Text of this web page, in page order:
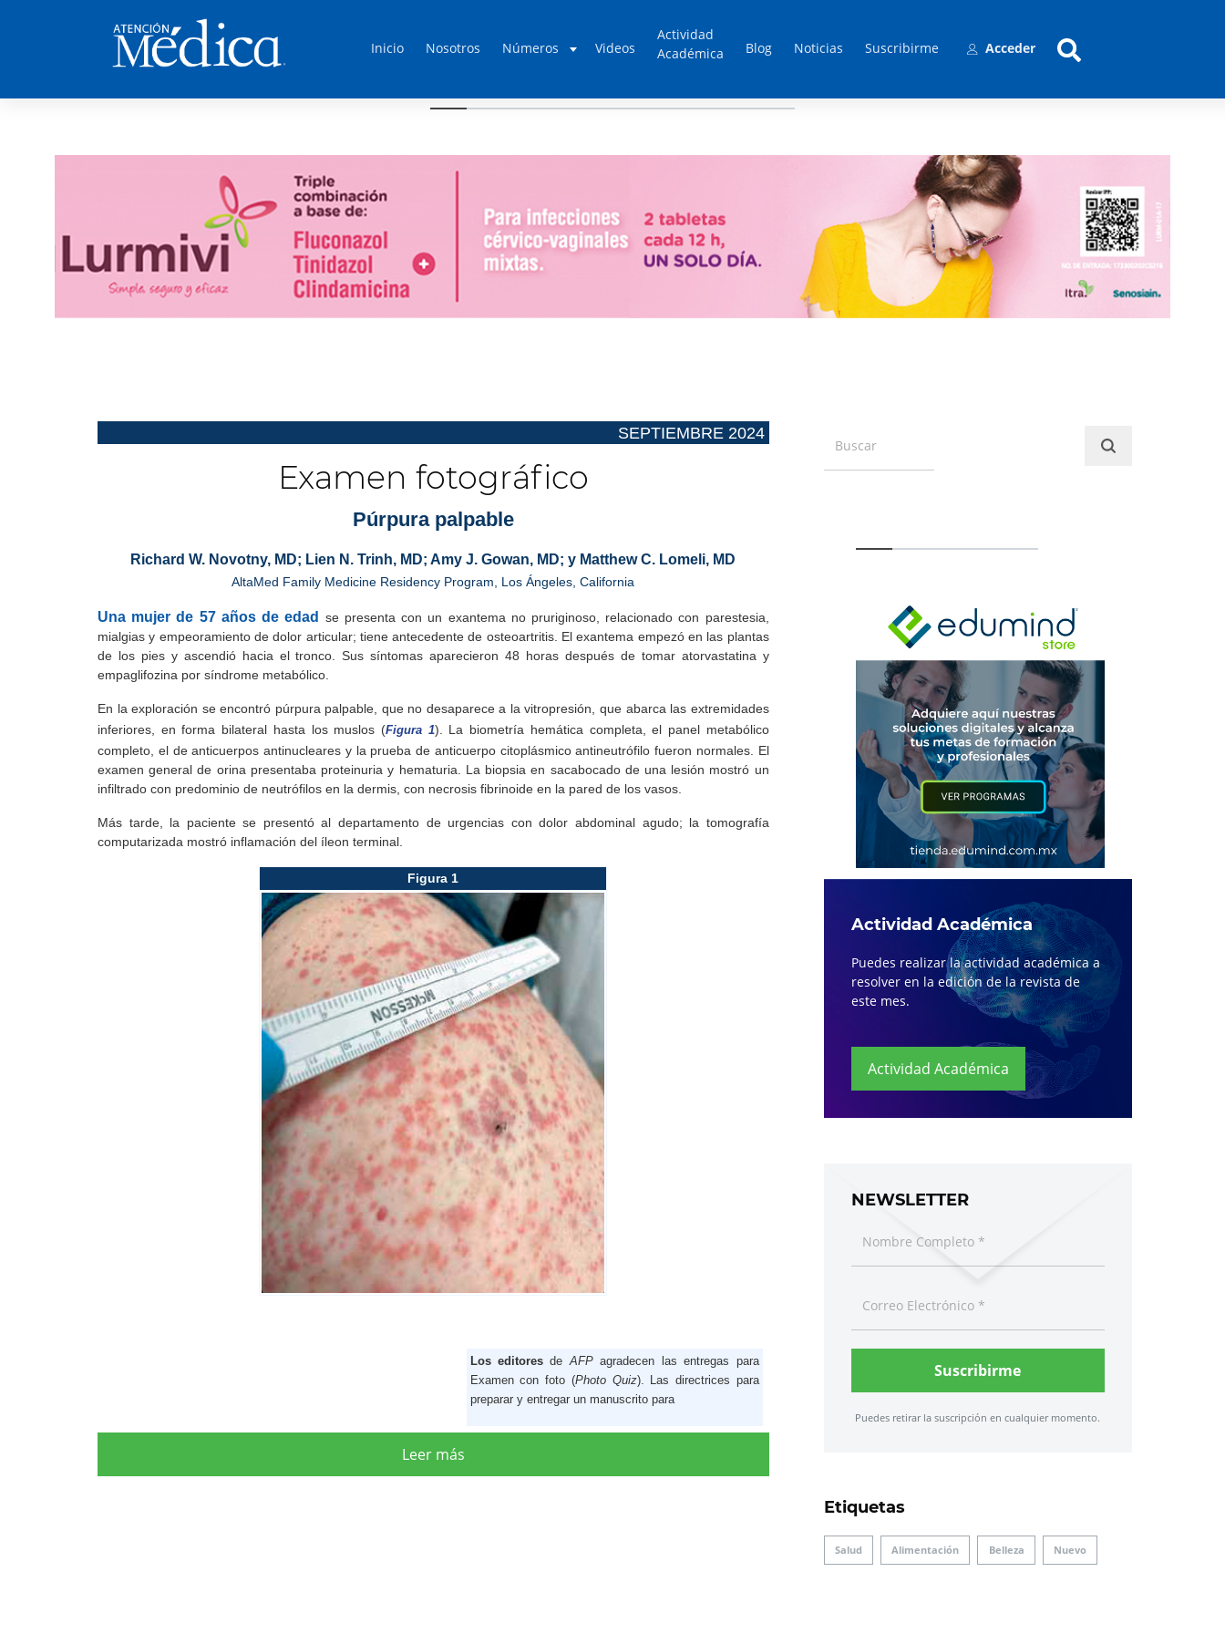
Inicio Nosotros Números Videos
Actividad
Académica
Blog Noticias Suscribirme Acceder
SEPTIEMBRE 2024 ­
Examen fotográfico
Púrpura palpable
Richard W. Novotny, MD; Lien N. Trinh, MD; Amy J. Gowan, MD; y Matthew C. Lomeli, MD
AltaMed Family Medicine Residency Program, Los Ángeles, California
Una mujer de 57 años de edad
se presenta con un exantema no pruriginoso, relacionado con parestesia,
mialgias y empeoramiento de dolor articular; tiene antecedente de osteoartritis. El exantema empezó en las plantas
de los pies y ascendió hacia el tronco. Sus síntomas aparecieron 48 horas después de tomar atorvastatina y
empaglifozina por síndrome metabólico.
En la exploración se encontró púrpura palpable, que no desaparece a la vitropresión, que abarca las extremidades
inferiores, en forma bilateral hasta los muslos (Figura 1). La biometría hemática completa, el panel metabólico
completo, el de anticuerpos antinucleares y la prueba de anticuerpo citoplásmico antineutrófilo fueron normales. El
examen general de orina presentaba proteinuria y hematuria. La biopsia en sacabocado de una lesión mostró un
infiltrado con predominio de neutrófilos en la dermis, con necrosis fibrinoide en la pared de los vasos.
Más tarde, la paciente se presentó al departamento de urgencias con dolor abdominal agudo; la tomografía
computarizada mostró inflamación del íleon terminal.
Figura 1
Los editoresde AFPagradecen las entregas para
Examen con foto (Photo Quiz). Las directrices para
preparar y entregar un manuscrito para
Leer más
Actividad Académica
Puedes realizar la actividad académica a
resolver en la edición de la revista de
este mes.
Actividad Académica
NEWSLETTER
Suscribirme
Puedes retirar la suscripción en cualquier momento.
Etiquetas
Salud Alimentación Belleza Nuevo